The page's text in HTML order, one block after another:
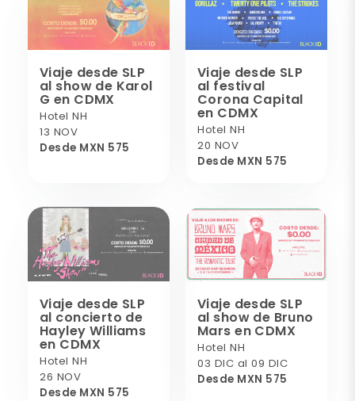
Viaje desde SLP
al show de Karol
G en CDMX
Hotel NH
13 NOV
Desde MXN 575
Viaje desde SLP
al festival
Corona Capital
en CDMX
Hotel NH
20 NOV
Desde MXN 575
Viaje desde SLP
al concierto de
Hayley Williams
en CDMX
Hotel NH
26 NOV
Desde MXN 575
Viaje desde SLP
al show de Bruno
Mars en CDMX
Hotel NH
03 DIC al 09 DIC
Desde MXN 575